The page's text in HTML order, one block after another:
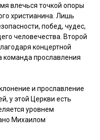
влечься точкой опоры
христианина. Лишь
побед, чудес,
человечества. Второй
концертной
команда прославления
и прославление
у этой Церкви есть
уровнем
Михаилом